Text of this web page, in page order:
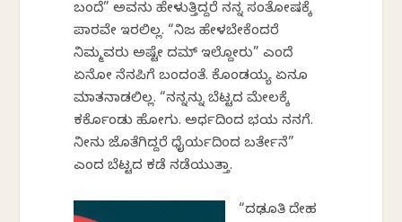
ಬಂದೆ” ಅವನು ಹೇಳುತ್ತಿದ್ದರೆ ನನ್ನ ಸಂತೋಷಕ್ಕೆ
ಪಾರವೇ ಇರಲಿಲ್ಲ. “ನಿಜ ಹೇಳಬೇಕೆಂದರೆ
ನಿಮ್ಮವರು ಅಷ್ಟೇ ದಮ್ ಇಲ್ದೋರು” ಎಂದೆ
ಏನೋ ನೆನಪಿಗೆ ಬಂದಂತೆ. ಕೊಂಡಯ್ಯ ಏನೂ
ಮಾತನಾಡಲಿಲ್ಲ. “ನನ್ನನ್ನು ಬೆಟ್ಟದ ಮೇಲಕ್ಕೆ
ಕರ್ಕೊಂಡು ಹೋಗು. ಅರ್ಧದಿಂದ ಭಯ ನನಗೆ.
ನೀನು ಜೊತೆಗಿದ್ದರೆ ಧೈರ್ಯದಿಂದ ಬರ್ತೇನೆ”
ಎಂದ ಬೆಟ್ಟದ ಕಡೆ ನಡೆಯುತ್ತಾ.
“ದಢೂತಿ ದೇಹ